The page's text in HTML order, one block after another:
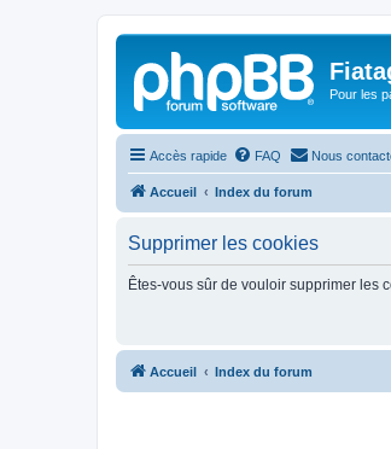
Pour les
Accès rapide FAQ Nous
Accueil Index du forum
Supprimer les cookies
Êtes-vous sûr de vouloir supprimer les
Accueil Index du forum